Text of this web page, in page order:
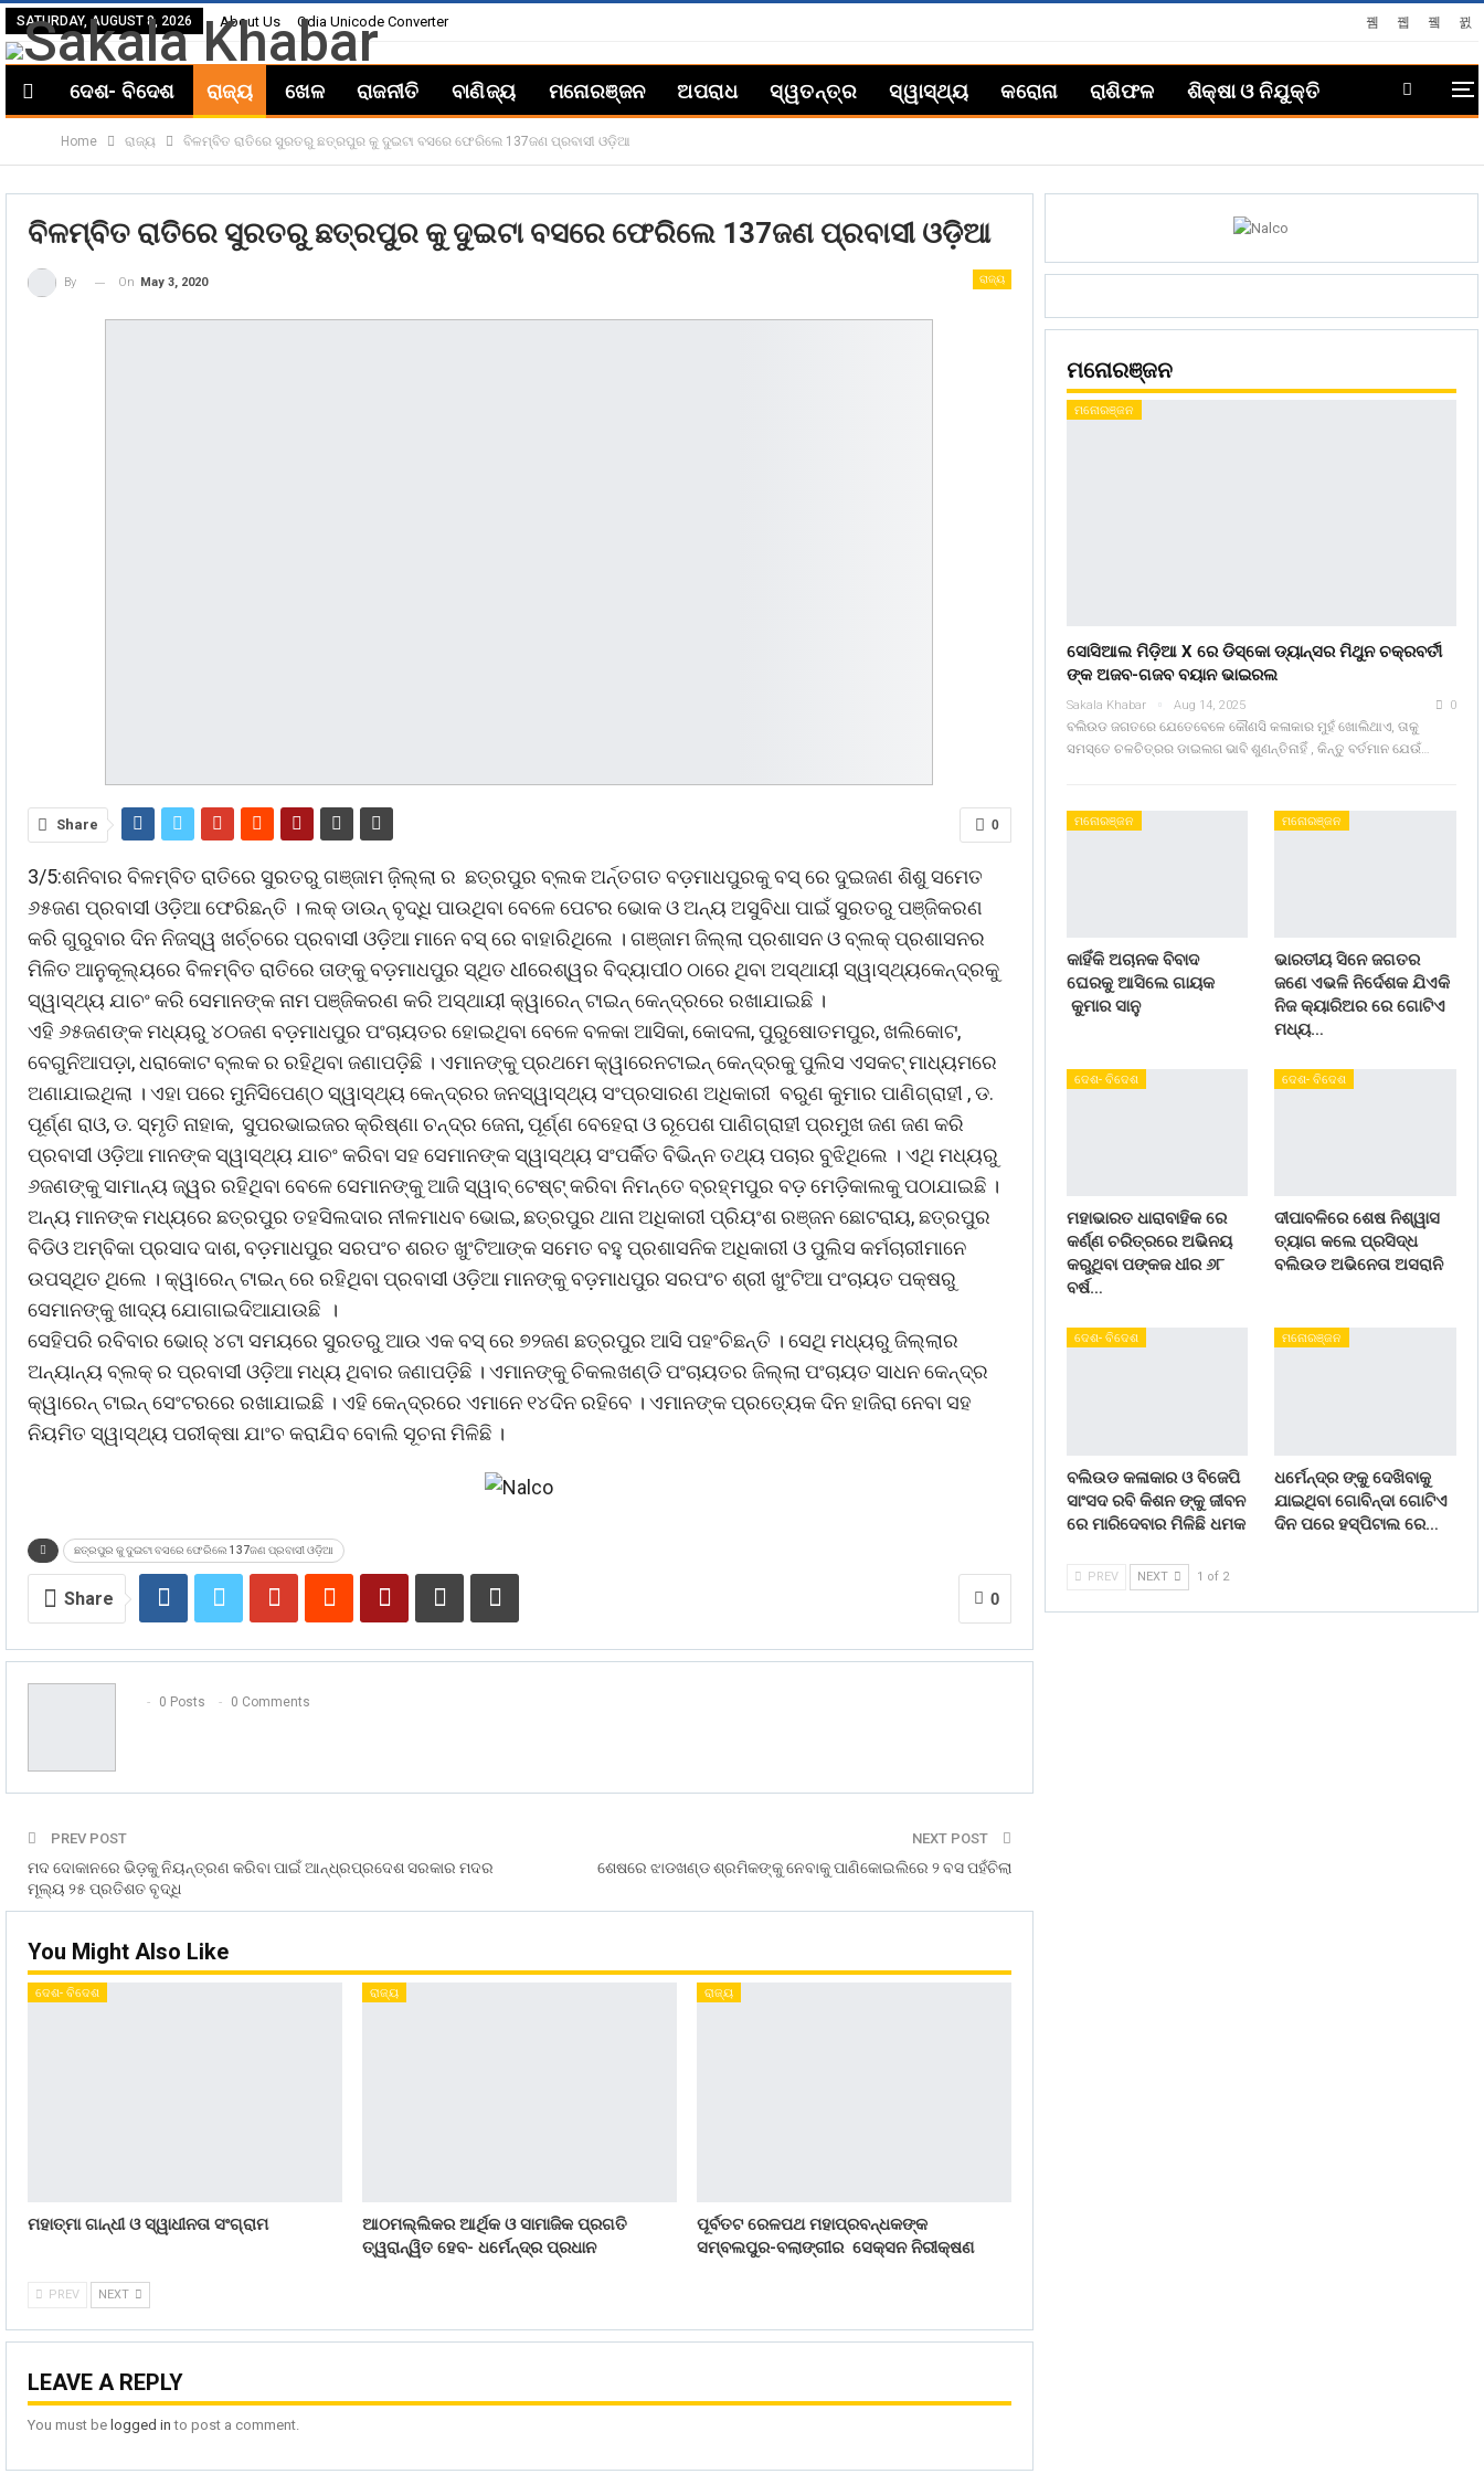
SATURDAY, AUGUST 8, 2026 About Us Odia Unicode Converter
ଦେଶ- ବିଦେଶ ରାଜ୍ୟ ଖେଳ ରାଜନୀତି ବାଣିଜ୍ୟ ମନୋରଞ୍ଜନ ଅପରାଧ ସ୍ୱତନ୍ତ୍ର ସ୍ୱାସ୍ଥ୍ୟ କରୋନା ରାଶିଫଳ ଶିକ୍ଷା ଓ ନିଯୁକ୍ତି
Home ରାଜ୍ୟ ବିଳମ୍ବିତ ରାତିରେ ସୁରତରୁ ଛତ୍ରପୁର କୁ ଦୁଇଟା ବସରେ ଫେରିଲେ 137ଜଣ ପ୍ରବାସୀ ଓଡ଼ିଆ
ବିଳମ୍ବିତ ରାତିରେ ସୁରତରୁ ଛତ୍ରପୁର କୁ ଦୁଇଟା ବସରେ ଫେରିଲେ 137ଜଣ ପ୍ରବାସୀ ଓଡ଼ିଆ
ରାଜ୍ୟ
By On May 3, 2020
0
Share
3/5:ଶନିବାର ବିଳମ୍ବିତ ରାତିରେ ସୁରତରୁ ଗଞ୍ଜାମ ଜ଼ିଲ୍ଲା ର ଛତ୍ରପୁର ବ୍ଲକ ଅର୍ନ୍ତଗତ ବଡ଼ମାଧପୁରକୁ ବସ୍ ରେ ଦୁଇଜଣ ଶିଶୁ ସମେତ
୬୫ଜଣ ପ୍ରବାସୀ ଓଡ଼ିଆ ଫେରିଛନ୍ତି । ଲକ୍ ଡାଉନ୍ ବୃଦ୍ଧି ପାଉଥିବା ବେଳେ ପେଟର ଭୋକ ଓ ଅନ୍ୟ ଅସୁବିଧା ପାଇଁ ସୁରତରୁ ପଞ୍ଜିକରଣ
କରି ଗୁରୁବାର ଦିନ ନିଜସ୍ୱ ଖର୍ଚ୍ଚରେ ପ୍ରବାସୀ ଓଡ଼ିଆ ମାନେ ବସ୍ ରେ ବାହାରିଥିଲେ । ଗଞ୍ଜାମ ଜିଲ୍ଲା ପ୍ରଶାସନ ଓ ବ୍ଲକ୍ ପ୍ରଶାସନର
ମିଳିତ ଆନୁକୂଲ୍ୟରେ ବିଳମ୍ବିତ ରାତିରେ ତାଙ୍କୁ ବଡ଼ମାଧପୁର ସ୍ଥିତ ଧୀରେଶ୍ୱର ବିଦ୍ୟାପୀଠ ଠାରେ ଥିବା ଅସ୍ଥାୟୀ ସ୍ୱାସ୍ଥ୍ୟକେନ୍ଦ୍ରକୁ
ସ୍ୱାସ୍ଥ୍ୟ ଯାଚଂ କରି ସେମାନଙ୍କ ନାମ ପଞ୍ଜିକରଣ କରି ଅସ୍ଥାୟୀ କ୍ୱାରେନ୍ ଟାଇନ୍ କେନ୍ଦ୍ରରେ ରଖାଯାଇଛି ।
ଏହି ୬୫ଜଣଙ୍କ ମଧ୍ୟରୁ ୪୦ଜଣ ବଡ଼ମାଧପୁର ପଂଚାୟତର ହୋଇଥିବା ବେଳେ ବଳକା ଆସିକା, କୋଦଳା, ପୁରୁଷୋତମପୁର, ଖଲିକୋଟ,
ବେଗୁନିଆପଡ଼ା, ଧରାକୋଟ ବ୍ଲକ ର ରହିଥିବା ଜଣାପଡ଼ିଛି । ଏମାନଙ୍କୁ ପ୍ରଥମେ କ୍ୱାରେନଟାଇନ୍ କେନ୍ଦ୍ରକୁ ପୁଲିସ ଏସକଟ୍ ମାଧ୍ୟମରେ
ଅଣାଯାଇଥିଲା । ଏହା ପରେ ମୁନିସିପେଣ୍ଠ ସ୍ୱାସ୍ଥ୍ୟ କେନ୍ଦ୍ରର ଜନସ୍ୱାସ୍ଥ୍ୟ ସଂପ୍ରସାରଣ ଅଧିକାରୀ ବରୁଣ କୁମାର ପାଣିଗ୍ରାହୀ , ଡ.
ପୂର୍ଣ୍ଣ ରାଓ, ଡ. ସ୍ମୃତି ନାହାକ, ସୁପରଭାଇଜର କ୍ରିଷ୍ଣା ଚନ୍ଦ୍ର ଜେନା, ପୂର୍ଣ୍ଣ ବେହେରା ଓ ରୂପେଶ ପାଣିଗ୍ରାହୀ ପ୍ରମୁଖ ଜଣ ଜଣ କରି
ପ୍ରବାସୀ ଓଡ଼ିଆ ମାନଙ୍କ ସ୍ୱାସ୍ଥ୍ୟ ଯାଚଂ କରିବା ସହ ସେମାନଙ୍କ ସ୍ୱାସ୍ଥ୍ୟ ସଂପର୍କିତ ବିଭିନ୍ନ ତଥ୍ୟ ପଚାର ବୁଝିଥିଲେ । ଏଥି ମଧ୍ୟରୁ
୬ଜଣଙ୍କୁ ସାମାନ୍ୟ ଜ୍ୱର ରହିଥିବା ବେଳେ ସେମାନଙ୍କୁ ଆଜି ସ୍ୱାବ୍ ଟେଷ୍ଟ୍ କରିବା ନିମନ୍ତେ ବ୍ରହ୍ମପୁର ବଡ଼ ମେଡ଼ିକାଲକୁ ପଠାଯାଇଛି ।
ଅନ୍ୟ ମାନଙ୍କ ମଧ୍ୟରେ ଛତ୍ରପୁର ତହସିଲଦାର ନୀଳମାଧବ ଭୋଇ, ଛତ୍ରପୁର ଥାନା ଅଧିକାରୀ ପ୍ରିୟଂଶ ରଞ୍ଜନ ଛୋଟରାୟ, ଛତ୍ରପୁର
ବିଡିଓ ଅମ୍ବିକା ପ୍ରସାଦ ଦାଶ, ବଡ଼ମାଧପୁର ସରପଂଚ ଶରତ ଖୁଂଟିଆଙ୍କ ସମେତ ବହୁ ପ୍ରଶାସନିକ ଅଧିକାରୀ ଓ ପୁଲିସ କର୍ମଚାରୀମାନେ
ଉପସ୍ଥିତ ଥିଲେ । କ୍ୱାରେନ୍ ଟାଇନ୍ ରେ ରହିଥିବା ପ୍ରବାସୀ ଓଡ଼ିଆ ମାନଙ୍କୁ ବଡ଼ମାଧପୁର ସରପଂଚ ଶ୍ରୀ ଖୁଂଟିଆ ପଂଚାୟତ ପକ୍ଷରୁ
ସେମାନଙ୍କୁ ଖାଦ୍ୟ ଯୋଗାଇଦିଆଯାଉଛି ।
ସେହିପରି ରବିବାର ଭୋର୍ ୪ଟା ସମୟରେ ସୁରତରୁ ଆଉ ଏକ ବସ୍ ରେ ୭୨ଜଣ ଛତ୍ରପୁର ଆସି ପହଂଚିଛନ୍ତି । ସେଥି ମଧ୍ୟରୁ ଜିଲ୍ଲାର
ଅନ୍ୟାନ୍ୟ ବ୍ଲକ୍ ର ପ୍ରବାସୀ ଓଡ଼ିଆ ମଧ୍ୟ ଥିବାର ଜଣାପଡ଼ିଛି । ଏମାନଙ୍କୁ ଚିକଲଖଣ୍ଡି ପଂଚାୟତର ଜିଲ୍ଲା ପଂଚାୟତ ସାଧନ କେନ୍ଦ୍ର
କ୍ୱାରେନ୍ ଟାଇନ୍ ସେଂଟରରେ ରଖାଯାଇଛି । ଏହି କେନ୍ଦ୍ରରେ ଏମାନେ ୧୪ଦିନ ରହିବେ । ଏମାନଙ୍କ ପ୍ରତ୍ୟେକ ଦିନ ହାଜିରା ନେବା ସହ
ନିୟମିତ ସ୍ୱାସ୍ଥ୍ୟ ପରୀକ୍ଷା ଯାଂଚ କରାଯିବ ବୋଲି ସୂଚନା ମିଳିଛି ।
ଛତ୍ରପୁର କୁ ଦୁଇଟା ବସରେ ଫେରିଲେ 137ଜଣ ପ୍ରବାସୀ ଓଡ଼ିଆ
0
Share
0 Posts 0 Comments
PREV POST
ମଦ ଦୋକାନରେ ଭିଡ଼କୁ ନିୟନ୍ତ୍ରଣ କରିବା ପାଇଁ ଆନ୍ଧ୍ରପ୍ରଦେଶ ସରକାର ମଦର
ମୂଲ୍ୟ ୨୫ ପ୍ରତିଶତ ବୃଦ୍ଧି
NEXT POST
ଶେଷରେ ଝାଡଖଣ୍ଡ ଶ୍ରମିକଙ୍କୁ ନେବାକୁ ପାଣିକୋଇଲିରେ ୨ ବସ ପହଁଚିଲା
You Might Also Like
ଦେଶ- ବିଦେଶ
ମହାତ୍ମା ଗାନ୍ଧୀ ଓ ସ୍ୱାଧୀନତା ସଂଗ୍ରାମ
ରାଜ୍ୟ
ଆଠମଲ୍ଲିକର ଆର୍ଥିକ ଓ ସାମାଜିକ ପ୍ରଗତି
ତ୍ୱରାନ୍ୱିତ ହେବ- ଧର୍ମେନ୍ଦ୍ର ପ୍ରଧାନ
ରାଜ୍ୟ
ପୂର୍ବତଟ ରେଳପଥ ମହାପ୍ରବନ୍ଧକଙ୍କ
ସମ୍ବଲପୁର-ବଲାଙ୍ଗୀର ସେକ୍ସନ ନିରୀକ୍ଷଣ
PREV NEXT
LEAVE A REPLY
You must be logged in to post a comment.
ମନୋରଞ୍ଜନ
ମନୋରଞ୍ଜନ
ସୋସିଆଲ ମିଡ଼ିଆ X ରେ ଡିସ୍କୋ ଡ୍ୟାନ୍ସର ମିଥୁନ ଚକ୍ରବର୍ତୀ
ଙ୍କ ଅଜବ-ଗଜବ ବୟାନ ଭାଇରଲ
Sakala Khabar Aug 14, 2025 0
ବଲିଉଡ ଜଗତରେ ଯେତେବେଳେ କୌଣସି କଳାକାର ମୁହଁ ଖୋଲିଥାଏ, ତାକୁ
ସମସ୍ତେ ଚଳଚିତ୍ରର ଡାଇଲଗ ଭାବି ଶୁଣନ୍ତିନାହିଁ , କିନ୍ତୁ ବର୍ତମାନ ଯେଉଁ…
ମନୋରଞ୍ଜନ
କାହିଁକି ଅଚାନକ ବିବାଦ
ଘେରକୁ ଆସିଲେ ଗାୟକ
କୁମାର ସାନୁ
ମନୋରଞ୍ଜନ
ଭାରତୀୟ ସିନେ ଜଗତର
ଜଣେ ଏଭଳି ନିର୍ଦେଶକ ଯିଏକି
ନିଜ କ୍ୟାରିଅର ରେ ଗୋଟିଏ
ମଧ୍ୟ…
ଦେଶ- ବିଦେଶ
ମହାଭାରତ ଧାରାବାହିକ ରେ
କର୍ଣ୍ଣ ଚରିତ୍ରରେ ଅଭିନୟ
କରୁଥିବା ପଙ୍କଜ ଧୀର ୬୮
ବର୍ଷ…
ଦେଶ- ବିଦେଶ
ଦୀପାବଳିରେ ଶେଷ ନିଶ୍ୱାସ
ତ୍ୟାଗ କଲେ ପ୍ରସିଦ୍ଧ
ବଲିଉଡ ଅଭିନେତା ଅସରାନି
ଦେଶ- ବିଦେଶ
ବଲିଉଡ କଳାକାର ଓ ବିଜେପି
ସାଂସଦ ରବି କିଶନ ଙ୍କୁ ଜୀବନ
ରେ ମାରିଦେବାର ମିଳିଛି ଧମକ
ମନୋରଞ୍ଜନ
ଧର୍ମେନ୍ଦ୍ର ଙ୍କୁ ଦେଖିବାକୁ
ଯାଇଥିବା ଗୋବିନ୍ଦା ଗୋଟିଏ
ଦିନ ପରେ ହସ୍ପିଟାଲ ରେ…
PREV NEXT 1 of 2